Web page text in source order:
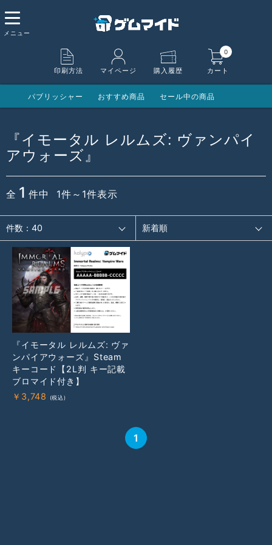
印刷方法 マイページ 購入履歴 カート
0
パブリッシャー おすすめ商品 セール中の商品
『イモータル レルムズ: ヴァンパイ
アウォーズ』
全 1 件中 1件～1件表示
『イモータル レルムズ: ヴァ
ンパイアウォーズ』Steam
キーコード【2L判 キー記載
ブロマイド付き】
￥ 3,748
1